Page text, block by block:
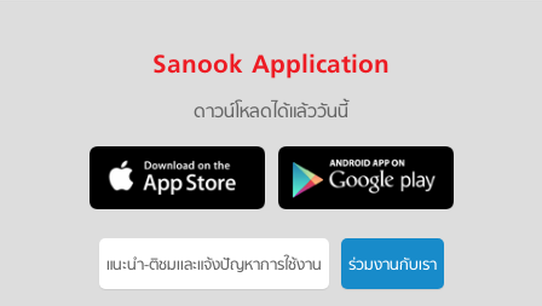
Sanook Application
ดาวน์โหลดได้แล้ววันนี้
แนะนำ-ติชมเเละแจ้งปัญหาการใช้งาน ร่วมงานกับเรา